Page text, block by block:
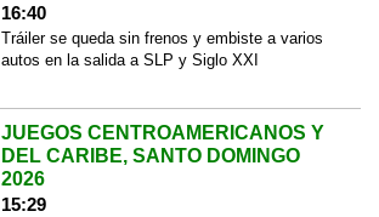
16:40
Tráiler se queda sin frenos y embiste a varios
autos en la salida a SLP y Siglo XXI
JUEGOS CENTROAMERICANOS Y
DEL CARIBE, SANTO DOMINGO
2026
15:29